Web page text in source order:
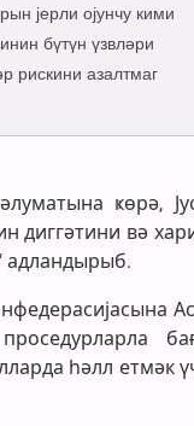
јерли ојунчу кими
бүтүн үзвләри
рискини азалтмаг
ҝөрә,
диггәтини вә
адландырыб.
һәлл етмәк